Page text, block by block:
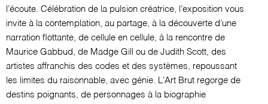
l’écoute. Célébration de la pulsion créatrice, l’exposition vous
invite à la contemplation, au partage, à la découverte d’une
narration flottante, de cellule en cellule, à la rencontre de
Maurice Gabbud, de Madge Gill ou de Judith Scott, des
artistes affranchis des codes et des systèmes, repoussant
les limites du raisonnable, avec génie. L’Art Brut regorge de
destins poignants, de personnages à la biographie